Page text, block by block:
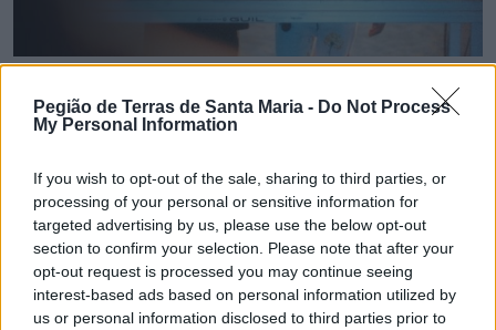
Pegião de Terras de Santa Maria - Do Not Process
My Personal Information
If you wish to opt-out of the sale, sharing to third parties, or
processing of your personal or sensitive information for
targeted advertising by us, please use the below opt-out
section to confirm your selection. Please note that after your
opt-out request is processed you may continue seeing
interest-based ads based on personal information utilized by
us or personal information disclosed to third parties prior to
🔎 Terras Check | Câmara de Espinho gastou 120
mil euros num "sunset"?
7/08/2026